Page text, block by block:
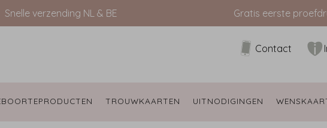
Snelle verzending NL & BE Gratis eerste
Contact
TROUWKAARTEN UITNODIGINGEN